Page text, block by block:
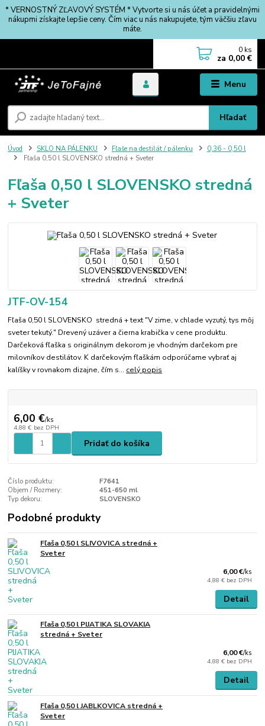
* VERNOSTNÝ ZĽAVOVÝ SYSTÉM * Vytvorte si u nás účet a pravidelnými
nákupmi získajte lepšie ceny. Čím viac u nás nakupujete, tým väčšiu zľavu
máte.
Menu
Hľadať
0 ks
za 0,00 €
Úvod SKLO NA PÁLENKU Fľaše na destilát / pálenku
0,36 - 0,50 l
Fľaša 0,50 l SLOVENSKO stredná + Sveter
Fľaša 0,50 l SLOVENSKO stredná
+ Sveter
JTF-OV-154
Fľaša 0,50 l SLOVENSKO stredná + text "V zime, v chlade vyzutý, tys môj
sveter tekutý." Drevený uzáver a čierna krabička v cene produktu.
Darčeková fľaška s originálnym dekorom je vhodným darčekom pre
milovníkov destilátov. K darčekovým fľaškám odporúčame vybrať aj
kalíšky v rovnakom dizajne, čím s... celý popis
6,00 €/ks
4,88 € bez DPH
Pridať do košíka
Číslo produktu:
F7641
Objem / Rozmery:
451-650 ml
Typ dekoru:
SLOVENSKO
Podobné produkty
Fľaša 0,50 l SLIVOVICA stredná +
Sveter
6,00 €/ks
4,88 € bez DPH
Detail
Fľaša 0,50 l PIJATIKA SLOVAKIA
stredná + Sveter
6,00 €/ks
4,88 € bez DPH
Detail
Fľaša 0,50 l JABLKOVICA stredná +
Sveter